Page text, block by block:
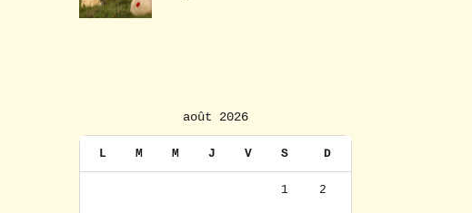
août 2026
L M M J V S D
1 2